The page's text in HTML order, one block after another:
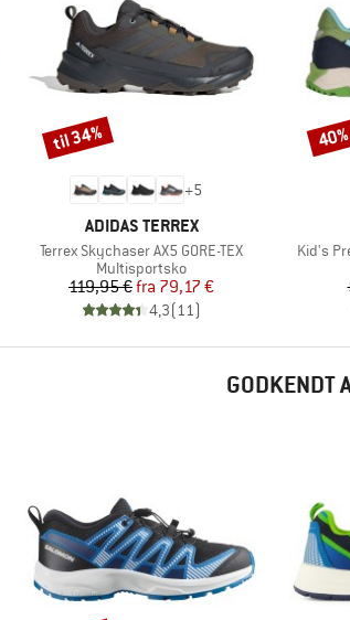
+5
MÆRKE
ADIDAS TERREX
Artikel
Terrex Skychaser AX5 GORE-TEX
Produktgruppe
Multisportsko
Pris
119,95 € Nedsat pris
fra 79,17 €
4,3(11)
Rabat
til 34%
Artikel
Kid's
Rabat
40%
GODKENDT